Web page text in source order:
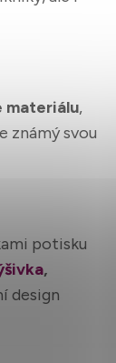
materiálu,
známý svou
potisku
,
design